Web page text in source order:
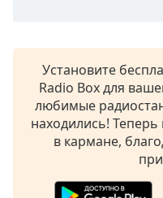
Установите
Radio Box для
любимые
находились!
в кармане,